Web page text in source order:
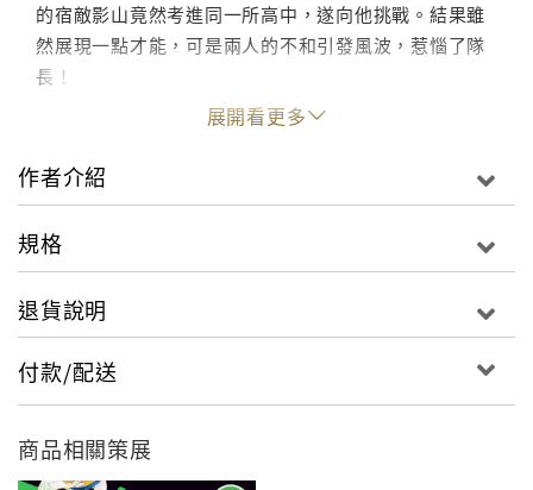
的宿敵影山竟然考進同一所高中，遂向他挑戰。結果雖
然展現一點才能，可是兩人的不和引發風波，惹惱了隊
長！
展開看更多
作者介紹
規格
退貨說明
付款/配送
商品相關策展